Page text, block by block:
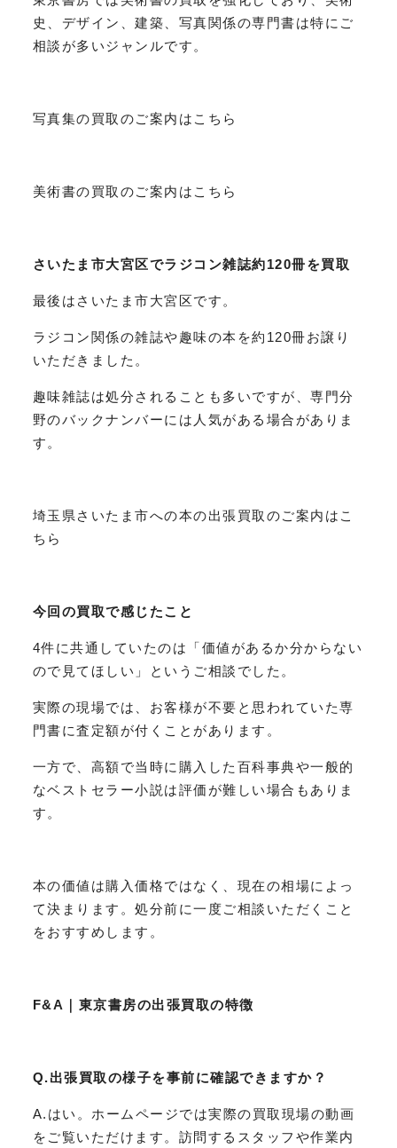
史、デザイン、建築、写真関係の専門書は特にご
相談が多いジャンルです。
写真集の買取のご案内はこちら
美術書の買取のご案内はこちら
さいたま市大宮区でラジコン雑誌約120冊を買取
最後はさいたま市大宮区です。
ラジコン関係の雑誌や趣味の本を約120冊お譲り
いただきました。
趣味雑誌は処分されることも多いですが、専門分
野のバックナンバーには人気がある場合がありま
す。
埼玉県さいたま市への本の出張買取のご案内はこ
ちら
今回の買取で感じたこと
4件に共通していたのは「価値があるか分からない
ので見てほしい」というご相談でした。
実際の現場では、お客様が不要と思われていた専
門書に査定額が付くことがあります。
一方で、高額で当時に購入した百科事典や一般的
なベストセラー小説は評価が難しい場合もありま
す。
本の価値は購入価格ではなく、現在の相場によっ
て決まります。処分前に一度ご相談いただくこと
をおすすめします。
F&A｜東京書房の出張買取の特徴
Q.出張買取の様子を事前に確認できますか？
A.はい。ホームページでは実際の買取現場の動画
をご覧いただけます。訪問するスタッフや作業内